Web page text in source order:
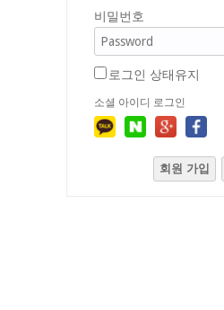
비밀번호
로그인 상태유지
소셜 아이디 로그인
회원 가입